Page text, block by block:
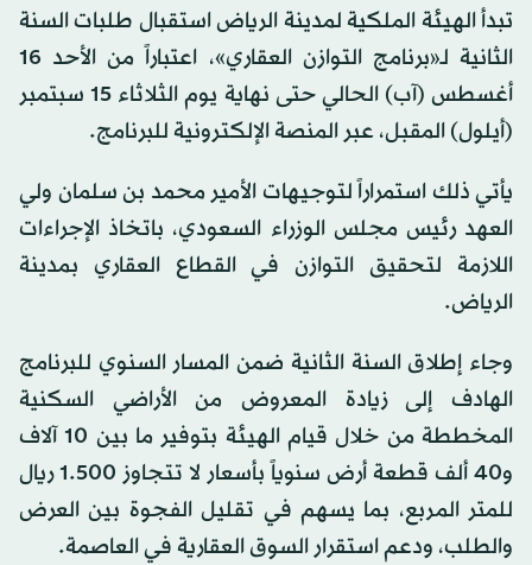
تبدأ الهيئة الملكية لمدينة الرياض استقبال طلبات السنة
الثانية لـ«برنامج التوازن العقاري»، اعتباراً من الأحد 16
أغسطس (آب) الحالي حتى نهاية يوم الثلاثاء 15 سبتمبر
(أيلول) المقبل، عبر المنصة الإلكترونية للبرنامج.
يأتي ذلك استمراراً لتوجيهات الأمير محمد بن سلمان ولي
العهد رئيس مجلس الوزراء السعودي، باتخاذ الإجراءات
اللازمة لتحقيق التوازن في القطاع العقاري بمدينة
الرياض.
وجاء إطلاق السنة الثانية ضمن المسار السنوي للبرنامج
الهادف إلى زيادة المعروض من الأراضي السكنية
المخططة من خلال قيام الهيئة بتوفير ما بين 10 آلاف
و40 ألف قطعة أرض سنوياً بأسعار لا تتجاوز 1.500 ريال
للمتر المربع، بما يسهم في تقليل الفجوة بين العرض
والطلب، ودعم استقرار السوق العقارية في العاصمة.